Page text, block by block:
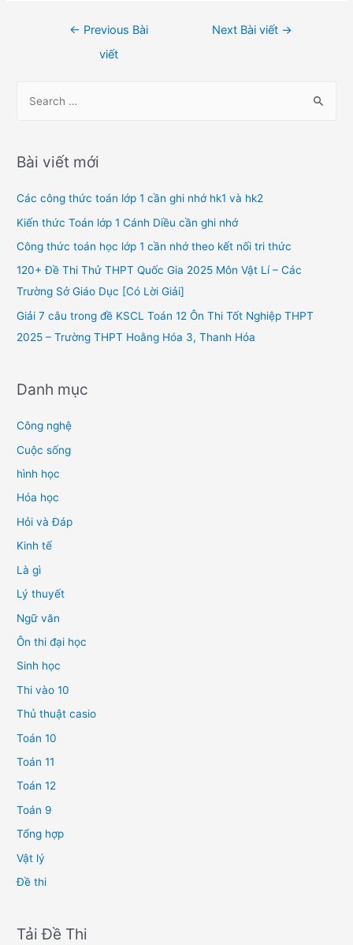
← Previous Bài
viết
Next Bài viết →
r
h
f
o
Bài viết mới
Các công thức toán lớp 1 cần ghi nhớ hk1 và hk2
Kiến thức Toán lớp 1 Cánh Diều cần ghi nhớ
Công thức toán học lớp 1 cần nhớ theo kết nối tri thức
120+ Đề Thi Thử THPT Quốc Gia 2025 Môn Vật Lí – Các
Trường Sở Giáo Dục [Có Lời Giải]
Giải 7 câu trong đề KSCL Toán 12 Ôn Thi Tốt Nghiệp THPT
2025 – Trường THPT Hoằng Hóa 3, Thanh Hóa
Danh mục
Công nghệ
Cuộc sống
hình học
Hóa học
Hỏi và Đáp
Kinh tế
Là gì
Lý thuyết
Ngữ văn
Ôn thi đại học
Sinh học
Thi vào 10
Thủ thuật casio
Toán 10
Toán 11
Toán 12
Toán 9
Tổng hợp
Vật lý
Đề thi
Tải Đề Thi